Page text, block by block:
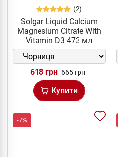
(2)
Solgar Liquid Calcium
Magnesium Citrate With
Vitamin D3 473 мл
618 грн 665 грн
Купити
-7%